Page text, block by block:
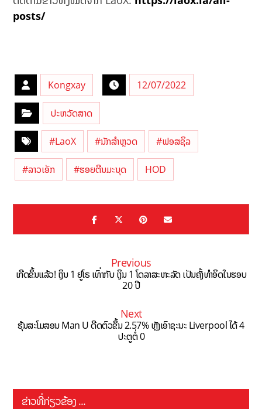
posts/
Kongxay 12/07/2022
ປະຫວັດສາດ
#LaoX #ນັກສຳຫຼວດ #ຟອສຊິລ
#ລາວເອັກ #ຮອຍຕີນມະນຸດ HOD
Previous
ເກີດຂຶ້ນແລ້ວ! ເງິນ 1 ຢູໂຣ ເທົ່າກັບ ເງິນ 1 ໂດລາສະຫະລັດ ເປັນຄັ້ງທຳອິດໃນຮອບ
20 ປີ
Next
ຮຸ້ນສະໂມສອນ Man U ດີດຕົວຂຶ້ນ 2.57% ຫຼັງເອົາຊະນະ Liverpool ໄດ້ 4
ປະຕູຕໍ່ 0
ຂ່າວທີ່ກ່ຽວຂ້ອງ ...